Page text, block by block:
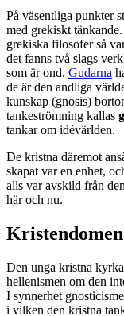
På väsentliga punkter
med grekiskt
grekiska filosofer så
det fanns två slags
som är ond. Gudarna
de är den andliga
kunskap (gnosis)
tankeströmning kallas
tankar om idévärlden.
De kristna däremot
skapat var en enhet,
alls var avskild från
här och nu.
Den unga kristna
hellenismen om den
I synnerhet
i vilken den kristna